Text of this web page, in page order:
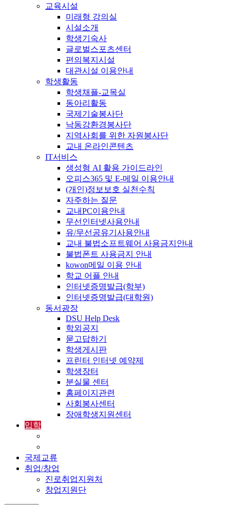
교육시설
미래형 강의실
시설소개
학생기숙사
글로벌스포츠센터
편의복지시설
대관시설 이용안내
학생활동
학생채플-교목실
동아리활동
국제기술봉사단
낙동강환경봉사단
지역사회를 위한 자원봉사단
교내 온라인콘텐츠
IT서비스
생성형 AI 활용 가이드라인
오피스365 및 E-메일 이용안내
(개인)정보보호 실천수칙
자주하는 질문
교내PC이용안내
무선인터넷사용안내
유/무선공유기사용안내
교내 불법소프트웨어 사용금지안내
불법폰트 사용금지 안내
kowon메일 이용 안내
학교 어플 안내
인터넷증명발급(학부)
인터넷증명발급(대학원)
동서광장
DSU Help Desk
학외공지
묻고답하기
학생게시판
프린터 인터넷 예약제
학생장터
분실물 센터
홈페이지관련
사회봉사센터
장애학생지원센터
입학
국제교류
취업/창업
진로취업지원처
창업지원단